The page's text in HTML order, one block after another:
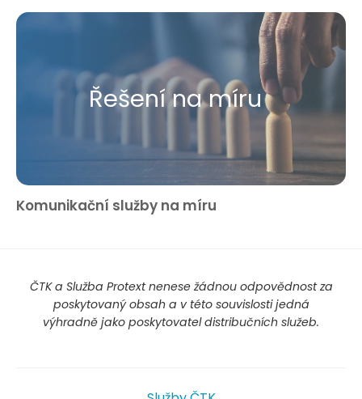
Řešení na míru
Komunikační služby na míru
ČTK a Služba Protext nenese žádnou odpovědnost za
poskytovaný obsah a v této souvislosti jedná
výhradně jako poskytovatel distribučních služeb.